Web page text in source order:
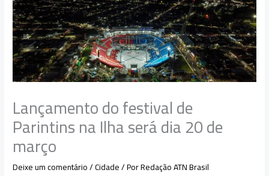
Lançamento do festival de
Parintins na Ilha será dia 20 de
março
Deixe um comentário/Cidade/ PorRedação ATN Brasil